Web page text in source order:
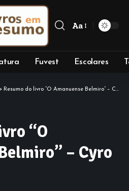
Font
Aa
Fuvest Escolares
> Resumo do livro “O Amanuense Belmiro” – Cyro dos Anjos
“O
– Cyro